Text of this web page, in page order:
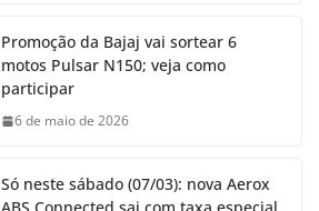
Promoção da Bajaj vai sortear 6
motos Pulsar N150; veja como
participar
6 de maio de 2026
Só neste sábado (07/03): nova Aerox